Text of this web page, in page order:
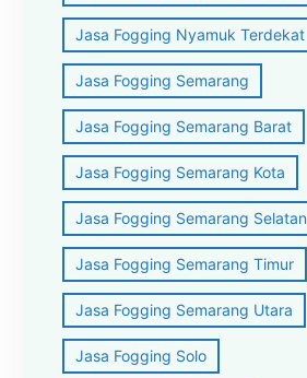
Jasa Fogging Nyamuk Terdekat
Jasa Fogging Semarang
Jasa Fogging Semarang Barat
Jasa Fogging Semarang Kota
Jasa Fogging Semarang Selatan
Jasa Fogging Semarang Timur
Jasa Fogging Semarang Utara
Jasa Fogging Solo